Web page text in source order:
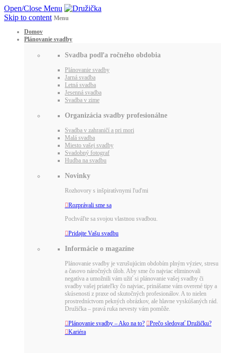
Open/Close Menu
Skip to content Menu
Domov
Plánovanie svadby
Svadba podľa ročného obdobia
Plánovanie svadby
Jarná svadba
Letná svadba
Jesenná svadba
Svadba v zime
Organizácia svadby profesionálne
Svadba v zahraničí a pri mori
Malá svadba
Miesto vašej svadby
Svadobný fotograf
Hudba na svadbu
Novinky
Rozhovory s inšpiratívnymi ľuďmi
Rozprávali sme sa
Pochváľte sa svojou vlastnou svadbou.
Pridajte Vašu svadbu
Informácie o magazíne
Plánovanie svadby je vzrušujúcim obdobím plným výziev, stresu
a časovo náročných úloh. Aby sme čo najviac eliminovali
negatíva a umožnili vám užiť si plánovanie vašej svadby či
svadby vašej priateľky čo najviac, prinášame vám overené tipy a
skúsenosti z praxe od skutočných profesionálov. A to nielen
prostredníctvom pekných obrázkov, ale hlavne vyskúšaných rád.
Družička – pravá ruka nevesty vám pomôže.
Plánovanie svadby – Ako na to? Prečo sledovať Družičku?
Kariéra